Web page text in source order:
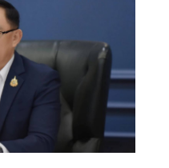
หรับการขนส่งทางเรือใน